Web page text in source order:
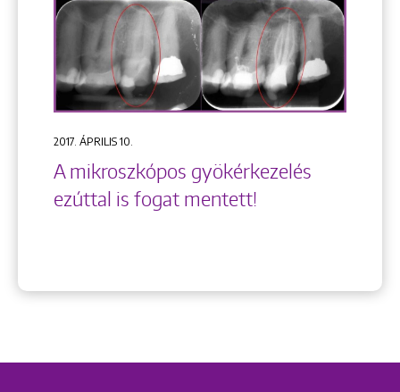
2017. ÁPRILIS 10.
A mikroszkópos gyökérkezelés
ezúttal is fogat mentett!